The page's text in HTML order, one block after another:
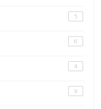
5
6
4
9